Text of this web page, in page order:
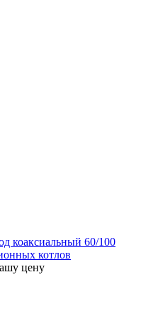
коаксиальный 60/100
котлов
цену